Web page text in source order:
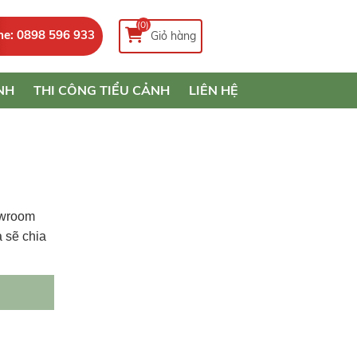
0898 596 933
(0)
Giỏ hàng
THI CÔNG TIỂU CẢNH LIÊN HỆ
sẽ chia